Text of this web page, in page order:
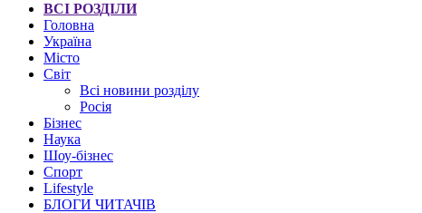
ВСІ РОЗДІЛИ
Головна
Україна
Місто
Світ
Всі новини розділу
Росія
Бізнес
Наука
Шоу-бізнес
Спорт
Lifestyle
БЛОГИ ЧИТАЧІВ